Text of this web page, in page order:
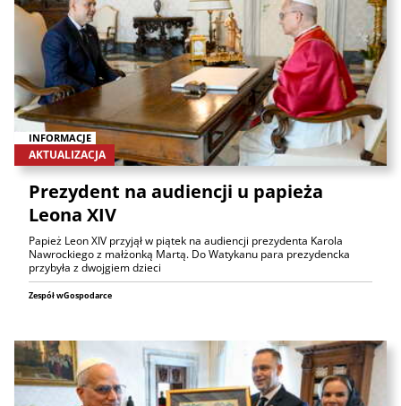
INFORMACJE
AKTUALIZACJA
Prezydent na audiencji u papieża
Leona XIV
Papież Leon XIV przyjął w piątek na audiencji prezydenta Karola
Nawrockiego z małżonką Martą. Do Watykanu para prezydencka
przybyła z dwojgiem dzieci
Zespół wGospodarce